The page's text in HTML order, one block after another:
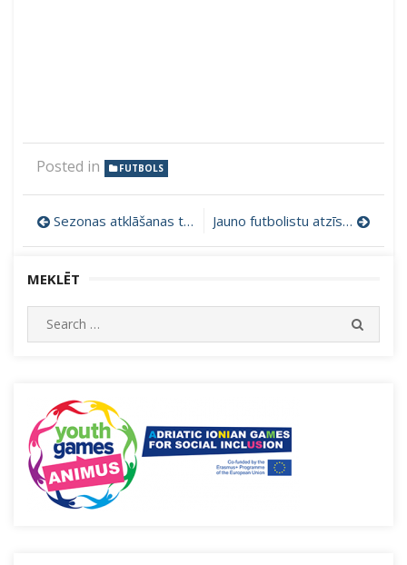
Posted in FUTBOLS
Ziņu
izvēlne
Sezonas atklāšanas turnīrs Cēsīs Jauno futbolistu atzīstamais cīņas spars.
MEKLĒT